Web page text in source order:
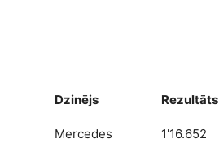
Dzinējs Rezultāts
Mercedes 1'16.652